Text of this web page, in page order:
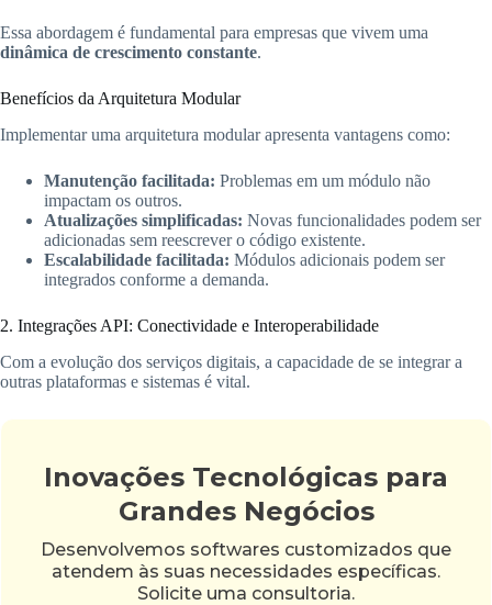
Essa abordagem é fundamental para empresas que vivem uma
dinâmica de crescimento constante.
Benefícios da Arquitetura Modular
Implementar uma arquitetura modular apresenta vantagens como:
Manutenção facilitada: Problemas em um módulo não
impactam os outros.
Atualizações simplificadas: Novas funcionalidades podem ser
adicionadas sem reescrever o código existente.
Escalabilidade facilitada: Módulos adicionais podem ser
integrados conforme a demanda.
2. Integrações API: Conectividade e Interoperabilidade
Com a evolução dos serviços digitais, a capacidade de se integrar a
outras plataformas e sistemas é vital.
Inovações Tecnológicas para
Grandes Negócios
Desenvolvemos softwares customizados que
atendem às suas necessidades específicas.
Solicite uma consultoria.